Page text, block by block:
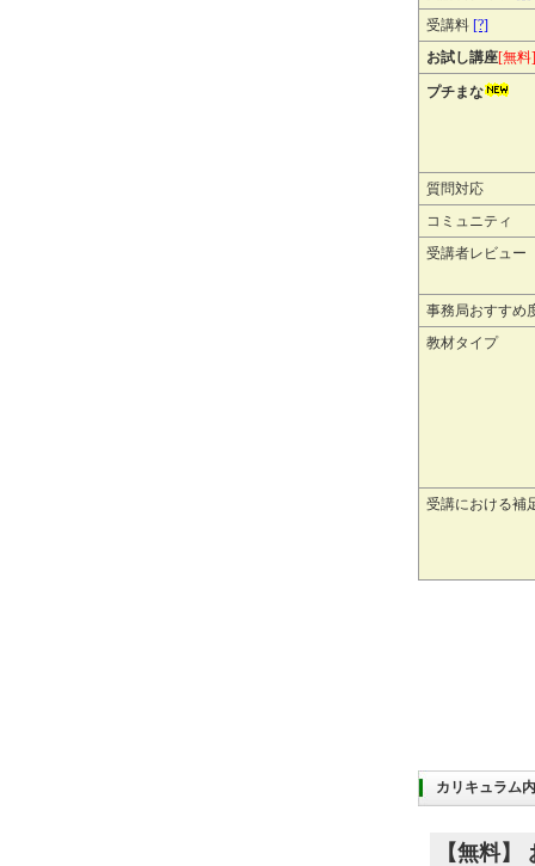
受講料 [?]
お試し講座[無料]
プチまな
質問対応
コミュニティ
受講者レビュー
事務局おすすめ
教材タイプ
受講における補
カリキュラム
【無料】